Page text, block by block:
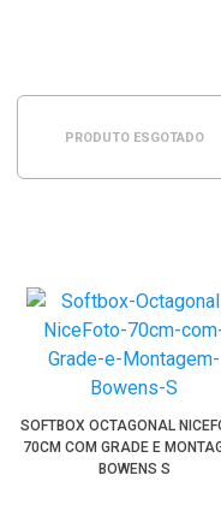
PRODUTO ESGOTADO
SOFTBOX OCTAGONAL
70CM COM GRADE E
BOWENS S